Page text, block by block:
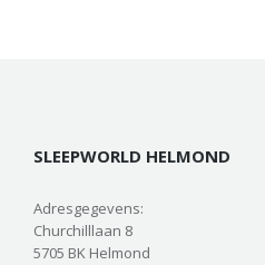
SLEEPWORLD HELMOND
Adresgegevens:
Churchilllaan 8
5705 BK Helmond